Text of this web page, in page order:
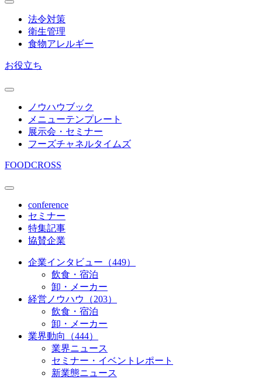
法令対策
衛生管理
食物アレルギー
お役立ち
ノウハウブック
メニューテンプレート
展示会・セミナー
フーズチャネルタイムズ
FOODCROSS
conference
セミナー
特集記事
協賛企業
企業インタビュー（449）
飲食・宿泊
卸・メーカー
経営ノウハウ（203）
飲食・宿泊
卸・メーカー
業界動向（444）
業界ニュース
セミナー・イベントレポート
新業態ニュース